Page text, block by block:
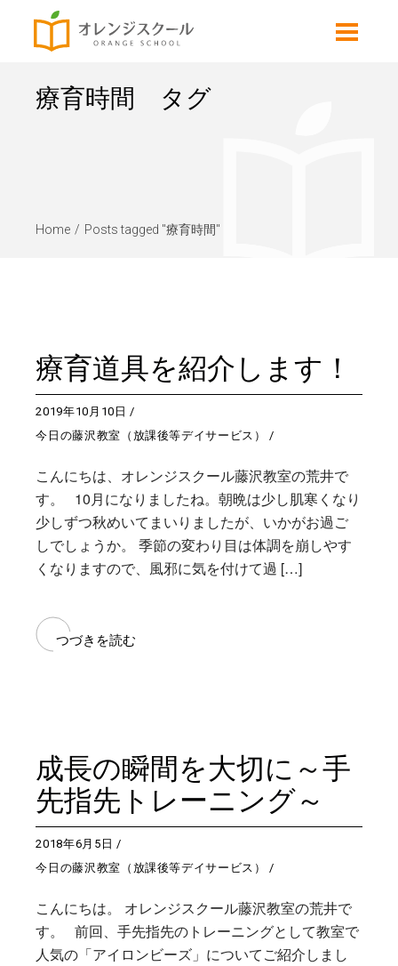
療育時間 タグ
Home Posts tagged "療育時間"
療育道具を紹介します！
2019年10月10日
今日の藤沢教室（放課後等デイサービス）
こんにちは、オレンジスクール藤沢教室の荒井で
す。 10月になりましたね。朝晩は少し肌寒くなり
少しずつ秋めいてまいりましたが、いかがお過ご
しでしょうか。 季節の変わり目は体調を崩しやす
くなりますので、風邪に気を付けて過 […]
つづきを読む
成長の瞬間を大切に～手
先指先トレーニング～
2018年6月5日
今日の藤沢教室（放課後等デイサービス）
こんにちは。 オレンジスクール藤沢教室の荒井で
す。 前回、手先指先のトレーニングとして教室で
人気の「アイロンビーズ」についてご紹介しまし